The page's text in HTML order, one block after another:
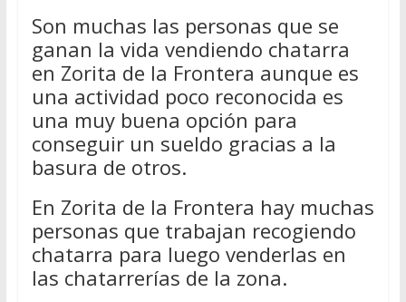
Son muchas las personas que se
ganan la vida vendiendo chatarra
en Zorita de la Frontera aunque es
una actividad poco reconocida es
una muy buena opción para
conseguir un sueldo gracias a la
basura de otros.
En Zorita de la Frontera hay muchas
personas que trabajan recogiendo
chatarra para luego venderlas en
las chatarrerías de la zona.